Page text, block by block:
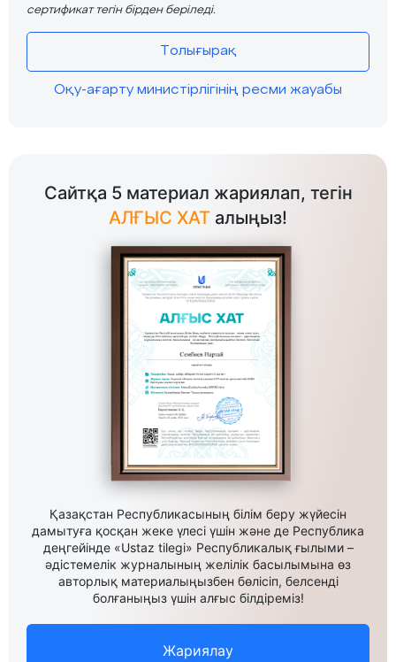
сертификат тегін бірден беріледі.
Толығырақ
Оқу-ағарту министірлігінің ресми жауабы
Сайтқа 5 материал жариялап, тегін
АЛҒЫС ХАТ алыңыз!
Қазақстан Республикасының білім беру жүйесін
дамытуға қосқан жеке үлесі үшін және де Республика
деңгейінде «Ustaz tilegi» Республикалық ғылыми –
әдістемелік журналының желілік басылымына өз
авторлық материалыңызбен бөлісіп, белсенді
болғаныңыз үшін алғыс білдіреміз!
Жариялау